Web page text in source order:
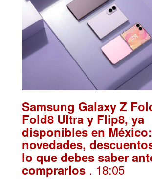
Samsung Galaxy Z
Fold8 Ultra y Flip8, ya
disponibles en México:
novedades,
lo que debes saber
comprarlos . 18:05